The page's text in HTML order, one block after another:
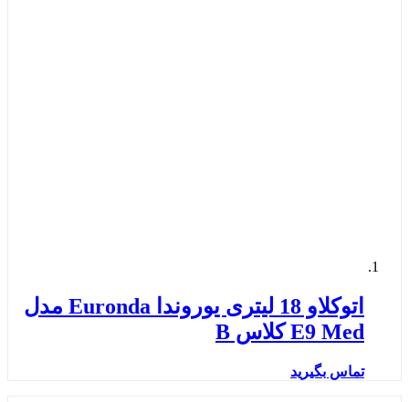
اتوکلاو 18 لیتری یوروندا Euronda مدل
E9 Med کلاس B
تماس بگیرید